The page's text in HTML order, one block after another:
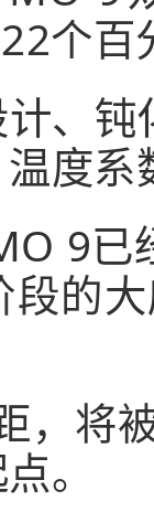
个
、
度
9已
的
，将
。